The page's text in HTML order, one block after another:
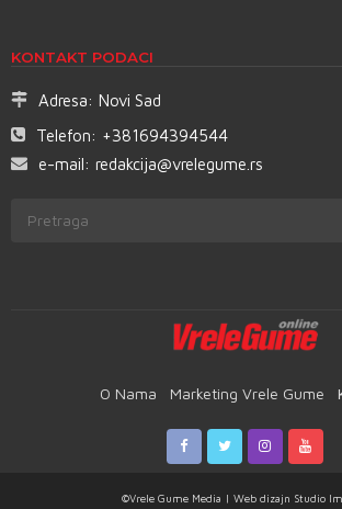
KONTAKT PODACI
Adresa: Novi Sad
Telefon: +381694394544
e-mail: redakcija@vrelegume.rs
O Nama Marketing Vrele Gume
©Vrele Gume Media | Web dizajn Studio